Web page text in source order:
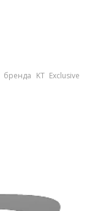
KT Exclusive